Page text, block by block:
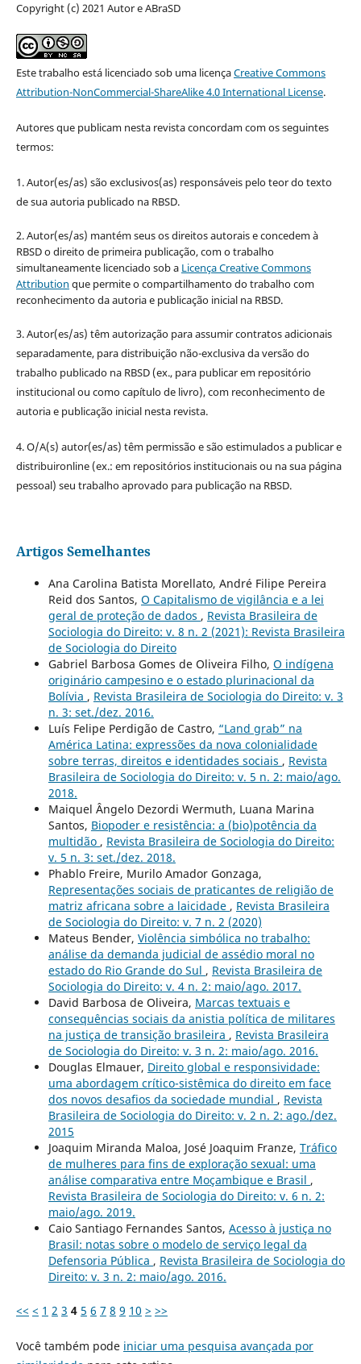
Copyright (c) 2021 Autor e ABraSD
Este trabalho está licenciado sob uma licençaCreative Commons
Attribution-NonCommercial-ShareAlike 4.0 International License.
Autores que publicam nesta revista concordam com os seguintes
termos:
1. Autor(es/as) são exclusivos(as) responsáveis pelo teor do texto
de sua autoria publicado na RBSD.
2. Autor(es/as) mantém seus os direitos autorais e concedem à
RBSD o direito de primeira publicação, com o trabalho
simultaneamente licenciado sob a Licença Creative Commons
Attribution que permite o compartilhamento do trabalho com
reconhecimento da autoria e publicação inicial na RBSD.
3. Autor(es/as) têm autorização para assumir contratos adicionais
separadamente, para distribuição não-exclusiva da versão do
trabalho publicado na RBSD (ex., para publicar em repositório
institucional ou como capítulo de livro), com reconhecimento de
autoria e publicação inicial nesta revista.
4. O/A(s) autor(es/as) têm permissão e são estimulados a publicar e
distribuironline (ex.: em repositórios institucionais ou na sua página
pessoal) seu trabalho aprovado para publicação na RBSD.
Artigos Semelhantes
Ana Carolina Batista Morellato, André Filipe Pereira
Reid dos Santos, O Capitalismo de vigilância e a lei
geral de proteção de dados , Revista Brasileira de
Sociologia do Direito: v. 8 n. 2 (2021): Revista Brasileira
de Sociologia do Direito
Gabriel Barbosa Gomes de Oliveira Filho, O indígena
originário campesino e o estado plurinacional da
Bolívia , Revista Brasileira de Sociologia do Direito: v. 3
n. 3: set./dez. 2016.
Luís Felipe Perdigão de Castro, “Land grab” na
América Latina: expressões da nova colonialidade
sobre terras, direitos e identidades sociais , Revista
Brasileira de Sociologia do Direito: v. 5 n. 2: maio/ago.
2018.
Maiquel Ângelo Dezordi Wermuth, Luana Marina
Santos, Biopoder e resistência: a (bio)potência da
multidão , Revista Brasileira de Sociologia do Direito:
v. 5 n. 3: set./dez. 2018.
Phablo Freire, Murilo Amador Gonzaga,
Representações sociais de praticantes de religião de
matriz africana sobre a laicidade , Revista Brasileira
de Sociologia do Direito: v. 7 n. 2 (2020)
Mateus Bender, Violência simbólica no trabalho:
análise da demanda judicial de assédio moral no
estado do Rio Grande do Sul , Revista Brasileira de
Sociologia do Direito: v. 4 n. 2: maio/ago. 2017.
David Barbosa de Oliveira, Marcas textuais e
consequências sociais da anistia política de militares
na justiça de transição brasileira , Revista Brasileira
de Sociologia do Direito: v. 3 n. 2: maio/ago. 2016.
Douglas Elmauer, Direito global e responsividade:
uma abordagem crítico-sistêmica do direito em face
dos novos desafios da sociedade mundial , Revista
Brasileira de Sociologia do Direito: v. 2 n. 2: ago./dez.
2015
Joaquim Miranda Maloa, José Joaquim Franze, Tráfico
de mulheres para fins de exploração sexual: uma
análise comparativa entre Moçambique e Brasil ,
Revista Brasileira de Sociologia do Direito: v. 6 n. 2:
maio/ago. 2019.
Caio Santiago Fernandes Santos, Acesso à justiça no
Brasil: notas sobre o modelo de serviço legal da
Defensoria Pública , Revista Brasileira de Sociologia do
Direito: v. 3 n. 2: maio/ago. 2016.
<< < 1 2 3 4 5 6 7 8 9 10 > >>
Você também pode iniciar uma pesquisa avançada por